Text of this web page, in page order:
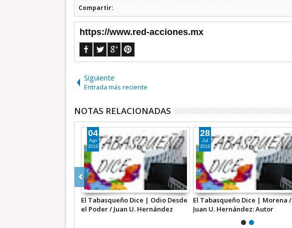
Compartir:
https://www.red-acciones.mx
Siguiente
Entrada más reciente
NOTAS RELACIONADAS
El Tabasqueño Dice | Odio Desde
el Poder / Juan U. Hernández
04
Ago
2019
El Tabasqueño Dice | Morena /
Juan U. Hernández: Autor
28
Jul
2019